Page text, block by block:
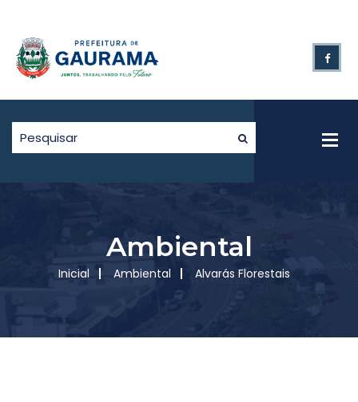
Ambiental
Inicial Ambiental Alvarás Florestais